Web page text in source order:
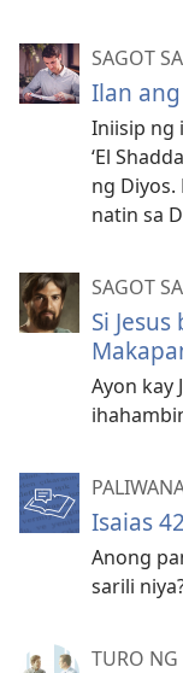
SAGOT
Ilan
Iniisip ng
‘El
ng
natin sa
SAGOT
Si
Ayon kay
Isaias
Anong
sarili
TURO NG